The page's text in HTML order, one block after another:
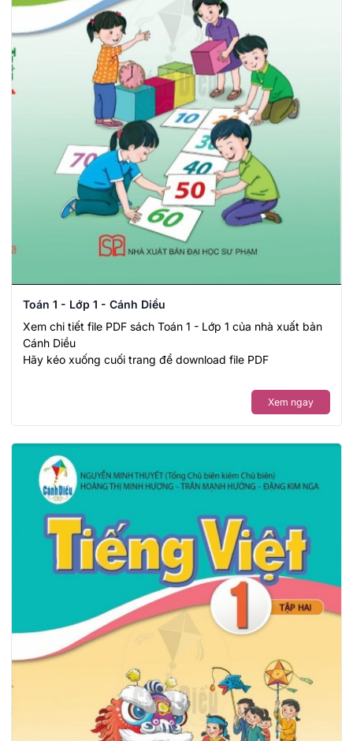
Toán 1 - Lớp 1 - Cánh Diều
Xem chi tiết file PDF sách Toán 1 - Lớp 1 của nhà xuất bản
Cánh Diều
Hãy kéo xuống cuối trang để download file PDF
Xem ngay